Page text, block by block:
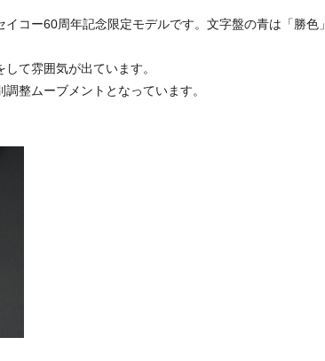
コー60周年記念限定モデルです。文字盤の青は「勝色」
て雰囲気が出ています。
整ムーブメントとなっています。